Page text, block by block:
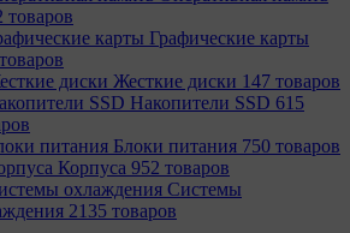
товаров
Графические карты
Жесткие диски 147 товаров
Накопители SSD 615
Блоки питания 750 товаров
Корпуса 952 товаров
Системы
2135 товаров